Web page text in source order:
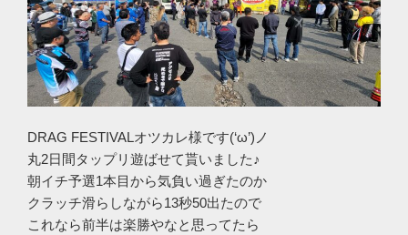
DRAG FESTIVALオツカレ様です(‘ω’)ノ
丸2日間タップリ遊ばせて貰いました♪
朝イチ予選1本目から気負い過ぎたのか
クラッチ滑らしながら13秒50出たので
これなら前半は楽勝やなと思ってたら